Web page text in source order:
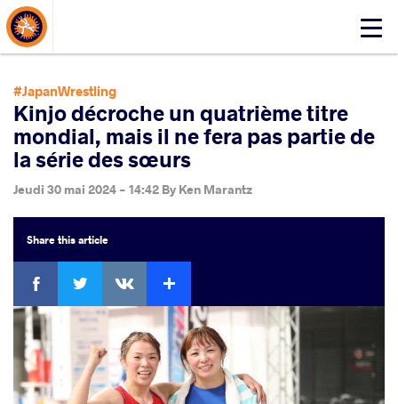
Click
About Events
#JapanWrestling
Kinjo décroche un quatrième titre
mondial, mais il ne fera pas partie de
la série des sœurs
Jeudi 30 mai 2024 - 14:42 By Ken Marantz
Sharethis article
Facebook